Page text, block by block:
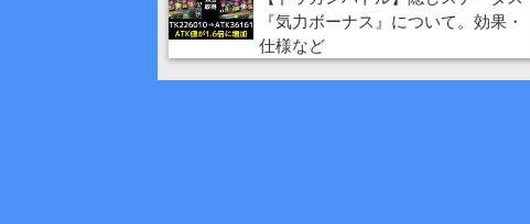
『気力ボーナス』について。効果・
仕様など